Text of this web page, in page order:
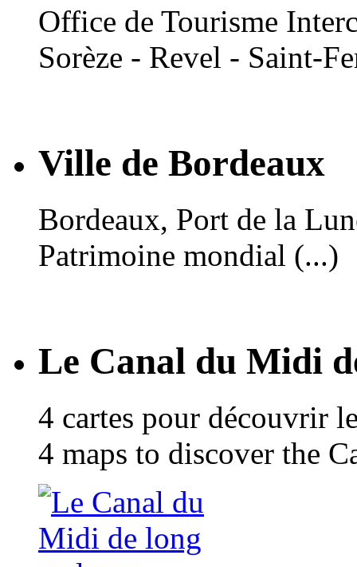
Office de Tourisme
Sorèze - Revel - Saint-
Ville de Bordeaux
Bordeaux, Port de la
Patrimoine mondial (...)
Le Canal du Midi
4 cartes pour découvrir
4 maps to discover the